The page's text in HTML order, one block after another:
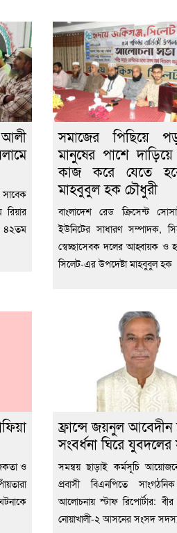
সাবেক
রিয়ার
সমাজের পিছিয়ে
মানুষের পাশে
কাজ করে যেতে
মাহবুবুল হক চৌধুরী
বাংলাদেশ রেড ক্রিসেন্ট
ইউনিটের সাধারণ সম্পাদক,
স্বেচ্ছাসেবক দলের আহ্বায়ক ও
সিলেট-এর উপদেষ্টা মাহবুবুল হক
ও
ফ্রান্সে জয়নুল
সংবর্ধনা ঘিরে যুবদলের
সমন্বয় ছাড়াই কর্মসূচি
প্রবাসী বিএনপিতে
আলোচনায় স্টাফ রিপোর্টার: বীর
নোয়াখালী-২ আসনের সংসদ